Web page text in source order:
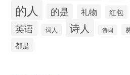
的人 的是 礼物 红包
英语 词人 诗人 诗词
都是